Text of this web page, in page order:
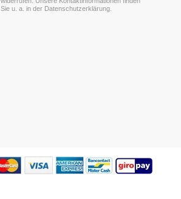
Sie u. a. in der Datenschutzerklärung.